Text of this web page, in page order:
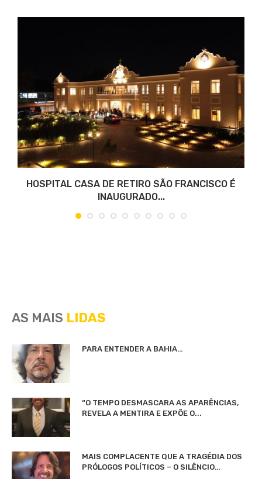
HOSPITAL CASA DE RETIRO SÃO FRANCISCO É
INAUGURADO...
AS MAIS LIDAS
PARA ENTENDER A BAHIA…
“O TEMPO DESMASCARA AS APARÊNCIAS,
REVELA A MENTIRA E EXPÕE O...
MAIS COMPLACENTE QUE A TRAGÉDIA DOS
PRÓLOGOS POLÍTICOS – O SILÊNCIO…